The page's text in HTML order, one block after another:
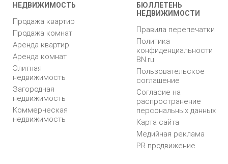
НЕДВИЖИМОСТЬ
Продажа квартир
Продажа комнат
Аренда квартир
Аренда комнат
Элитная
недвижимость
Загородная
недвижимость
Коммерческая
недвижимость
БЮЛЛЕТЕНЬ
НЕДВИЖИМОСТИ
Правила перепечатки
Политика
конфиденциальности
BN.ru
Пользовательское
соглашение
Согласие на
распространение
персональных данных
Карта сайта
Медийная реклама
PR продвижение